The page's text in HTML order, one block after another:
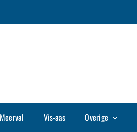
Meerval Vis-aas Overige